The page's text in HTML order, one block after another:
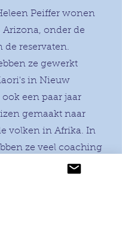
Peiffer wonen
Arizona, onder de
reservaten.
ze gewerkt
in Nieuw
een paar jaar
gemaakt naar
volken in Afrika. In
ze veel coaching
gegeven voor de